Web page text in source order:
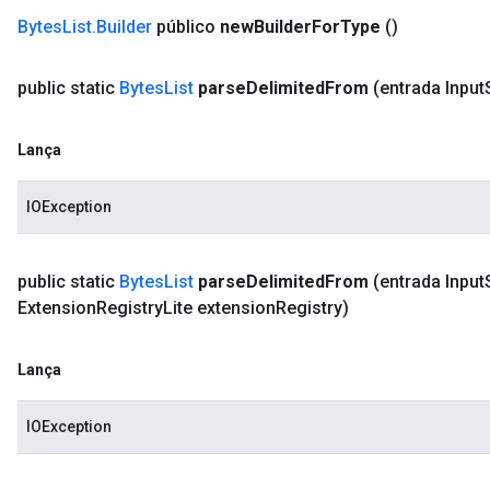
BytesList.Builder público newBuilderForType ()
public static BytesList parseDelimitedFrom (entrada Input
Lança
IOException
public static BytesList parseDelimitedFrom (entrada Input
ExtensionRegistryLite extensionRegistry)
Lança
IOException